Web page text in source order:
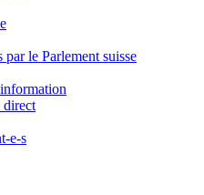
par le Parlement suisse
direct
e-s